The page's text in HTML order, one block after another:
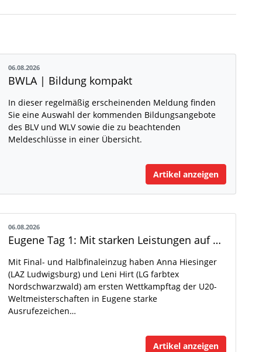
06.08.2026
BWLA | Bildung kompakt
In dieser regelmäßig erscheinenden Meldung finden
Sie eine Auswahl der kommenden Bildungsangebote
des BLV und WLV sowie die zu beachtenden
Meldeschlüsse in einer Übersicht.
Artikel anzeigen
06.08.2026
Eugene Tag 1: Mit starken Leistungen auf der WM-Bühne
Mit Final- und Halbfinaleinzug haben Anna Hiesinger
(LAZ Ludwigsburg) und Leni Hirt (LG farbtex
Nordschwarzwald) am ersten Wettkampftag der U20-
Weltmeisterschaften in Eugene starke
Ausrufezeichen…
Artikel anzeigen